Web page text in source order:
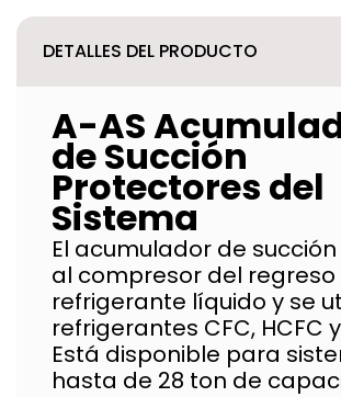
DETALLES DEL PRODUCTO
A-AS
de Succión
Protectores del
Sistema
El acumulador de
al compresor del regreso
refrigerante líquido y se
refrigerantes CFC, HCFC y
Está disponible para
hasta de 28 ton de